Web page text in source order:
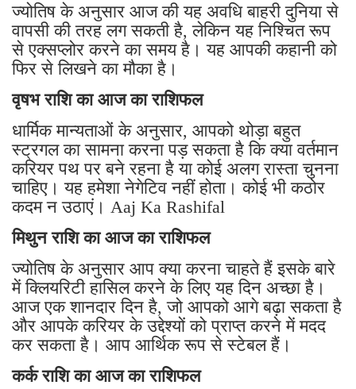
ज्योतिष के अनुसार आज की यह अवधि बाहरी दुनिया से
वापसी की तरह लग सकती है, लेकिन यह निश्चित रूप
से एक्सप्लोर करने का समय है। यह आपकी कहानी को
फिर से लिखने का मौका है।
वृषभ राशि का आज का राशिफल
धार्मिक मान्यताओं के अनुसार, आपको थोड़ा बहुत
स्ट्रगल का सामना करना पड़ सकता है कि क्या वर्तमान
करियर पथ पर बने रहना है या कोई अलग रास्ता चुनना
चाहिए। यह हमेशा नेगेटिव नहीं होता। कोई भी कठोर
कदम न उठाएं। Aaj Ka Rashifal
मिथुन राशि का आज का राशिफल
ज्योतिष के अनुसार आप क्या करना चाहते हैं इसके बारे
में क्लियरिटी हासिल करने के लिए यह दिन अच्छा है।
आज एक शानदार दिन है, जो आपको आगे बढ़ा सकता है
और आपके करियर के उद्देश्यों को प्राप्त करने में मदद
कर सकता है। आप आर्थिक रूप से स्टेबल हैं।
कर्क राशि का आज का राशिफल